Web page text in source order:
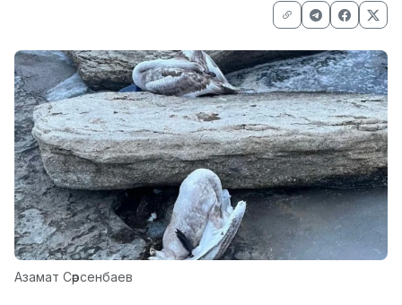
Азамат Сәрсенбаев